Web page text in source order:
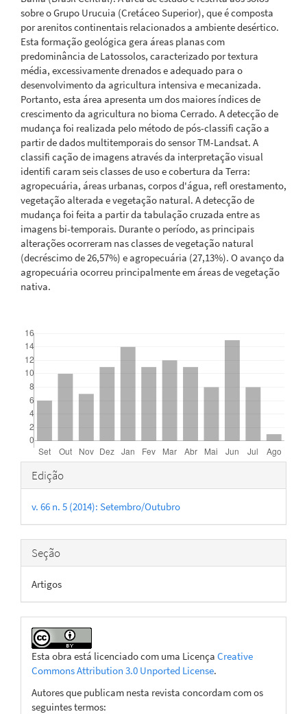
sobre o Grupo Urucuia (Cretáceo Superior), que é composta
por arenitos continentais relacionados a ambiente desértico.
Esta formação geológica gera áreas planas com
predominância de Latossolos, caracterizado por textura
média, excessivamente drenados e adequado para o
desenvolvimento da agricultura intensiva e mecanizada.
Portanto, esta área apresenta um dos maiores índices de
crescimento da agricultura no bioma Cerrado. A detecção de
mudança foi realizada pelo método de pós-classifi cação a
partir de dados multitemporais do sensor TM-Landsat. A
classifi cação de imagens através da interpretação visual
identifi caram seis classes de uso e cobertura da Terra:
agropecuária, áreas urbanas, corpos d'água, refl orestamento,
vegetação alterada e vegetação natural. A detecção de
mudança foi feita a partir da tabulação cruzada entre as
imagens bi-temporais. Durante o período, as principais
alterações ocorreram nas classes de vegetação natural
(decréscimo de 26,57%) e agropecuária (27,13%). O avanço da
agropecuária ocorreu principalmente em áreas de vegetação
nativa.
Detalhes
do
artigo
Edição
v. 66 n. 5 (2014): Setembro/Outubro
Seção
Artigos
Esta obra está licenciado com uma Licença Creative
Commons Attribution 3.0 Unported License.
Autores que publicam nesta revista concordam com os
seguintes termos: